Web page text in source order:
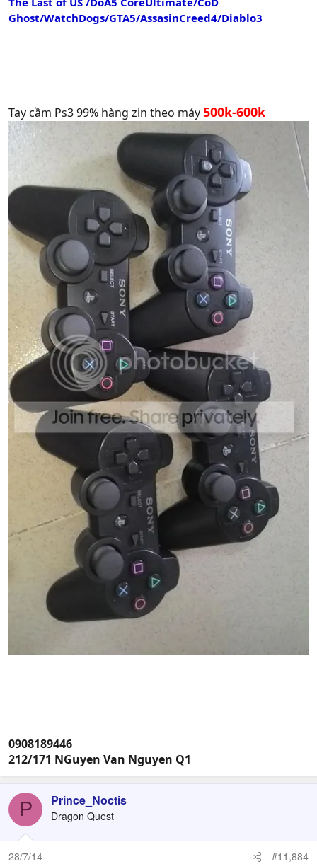
Ghost/WatchDogs/GTA5/AssasinCreed4/Diablo3
Tay cầm Ps3 99% hàng zin theo máy500k-600k
0908189446
212/171 NGuyen Van Nguyen Q1
P Prince_Noctis
Dragon Quest
28/7/14 #11,884